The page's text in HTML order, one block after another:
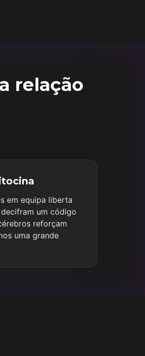
relação
em equipa liberta
um código
reforçam
uma grande